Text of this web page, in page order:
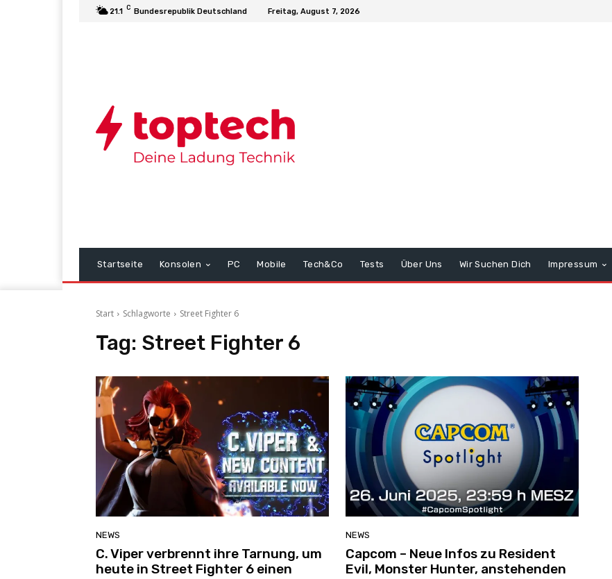
21.1 C Bundesrepublik Deutschland Freitag, August 7, 2026
Startseite Konsolen PC Mobile Tech&Co Tests Über Uns Wir Suchen Dich Impressum
Start Schlagworte Street Fighter 6
Tag: Street Fighter 6
NEWS
C. Viper verbrennt ihre Tarnung, um
heute in Street Fighter 6 einen
NEWS
Capcom – Neue Infos zu Resident
Evil, Monster Hunter, anstehenden